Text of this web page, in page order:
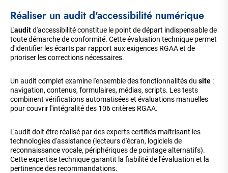
Réaliser un audit d'accessibilité numérique
L'auditd'accessibilité constitue le point de départ indispensable de
toute démarche de conformité. Cette évaluation technique permet
d'identifier les écarts par rapport aux exigences RGAA et de
prioriser les corrections nécessaires.
Un audit complet examine l'ensemble des fonctionnalités du site :
navigation, contenus, formulaires, médias, scripts. Les tests
combinent vérifications automatisées et évaluations manuelles
pour couvrir l'intégralité des 106 critères RGAA.
L'audit doit être réalisé par des experts certifiés maîtrisant les
technologies d'assistance (lecteurs d'écran, logiciels de
reconnaissance vocale, périphériques de pointage alternatifs).
Cette expertise technique garantit la fiabilité de l'évaluation et la
pertinence des recommandations.